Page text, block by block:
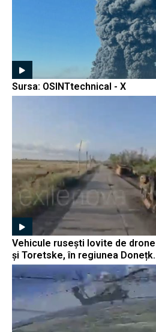
Sursa: OSINTtechnical - X
Vehicule rusești lovite de
și Toretske, în regiunea Donețk.